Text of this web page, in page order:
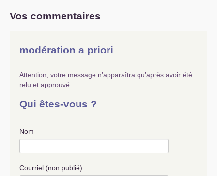
Vos commentaires
modération a priori
Attention, votre message n’apparaîtra qu’après avoir été
relu et approuvé.
Qui êtes-vous ?
Nom
Courriel (non publié)